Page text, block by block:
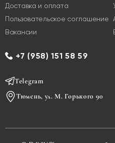
Доставка и оплата
Пользовательское соглашение
Вакансии
+7 (958) 151 58 59
Telegram
Тюмень, ул. М. Горького 90